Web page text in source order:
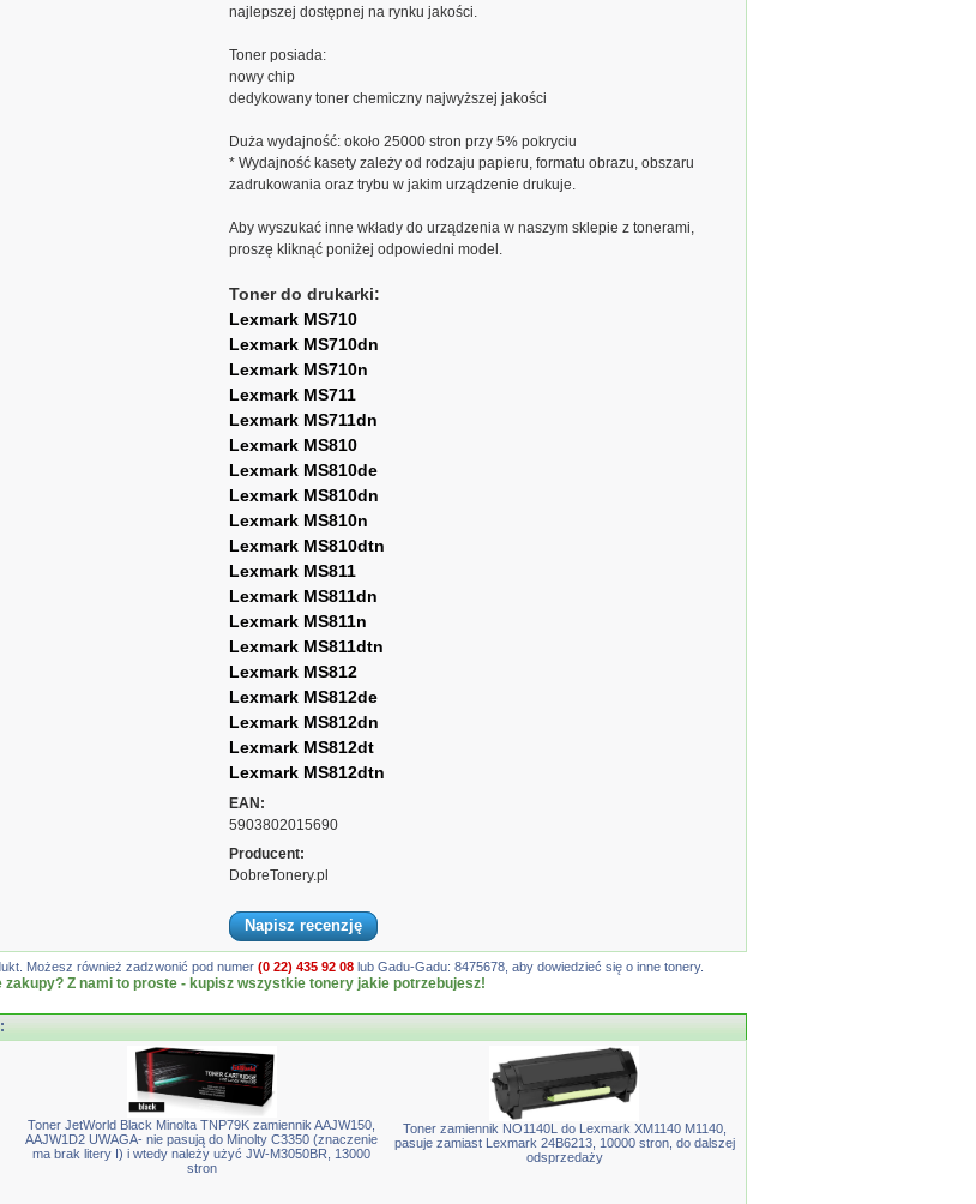
najlepszej dostępnej na rynku jakości.
Toner posiada:
nowy chip
dedykowany toner chemiczny najwyższej jakości
Duża wydajność: około 25000 stron przy 5% pokryciu
* Wydajność kasety zależy od rodzaju papieru, formatu obrazu, obszaru
zadrukowania oraz trybu w jakim urządzenie drukuje.
Aby wyszukać inne wkłady do urządzenia w naszym sklepie z tonerami,
proszę kliknąć poniżej odpowiedni model.
Toner do drukarki:
Lexmark MS710
Lexmark MS710dn
Lexmark MS710n
Lexmark MS711
Lexmark MS711dn
Lexmark MS810
Lexmark MS810de
Lexmark MS810dn
Lexmark MS810n
Lexmark MS810dtn
Lexmark MS811
Lexmark MS811dn
Lexmark MS811n
Lexmark MS811dtn
Lexmark MS812
Lexmark MS812de
Lexmark MS812dn
Lexmark MS812dt
Lexmark MS812dtn
EAN:
5903802015690
Producent:
DobreTonery.pl
Napisz recenzję
Możesz również zadzwonić pod numer (0 22) 435 92 08lub Gadu-Gadu: 8475678, aby dowiedzieć się o inne tonery.
zakupy? Z nami to proste - kupisz wszystkie tonery jakie potrzebujesz!
Toner JetWorld Black Minolta TNP79K zamiennik AAJW150,
AAJW1D2 UWAGA- nie pasują do Minolty C3350 (znaczenie
ma brak litery I) i wtedy należy użyć JW-M3050BR, 13000
stron
Toner zamiennik NO1140L do Lexmark XM1140 M1140,
pasuje zamiast Lexmark 24B6213, 10000 stron, do dalszej
odsprzedaży